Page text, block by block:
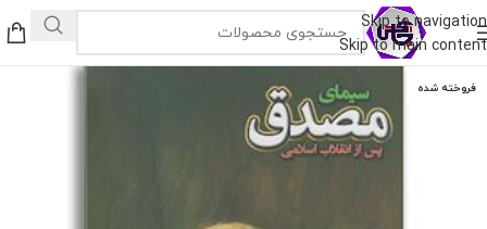
Skip to navigation
Skip to main content
فروخته شده